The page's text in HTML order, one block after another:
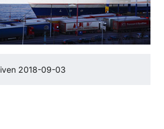
2018-09-03